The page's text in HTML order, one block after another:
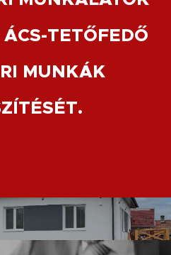
TETŐFEDŐ
MUNKÁK